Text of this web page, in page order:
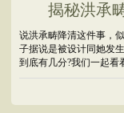
揭秘洪承
说洪承畴降清这件事，
子据说是被设计同她发
到底有几分?我们一起看